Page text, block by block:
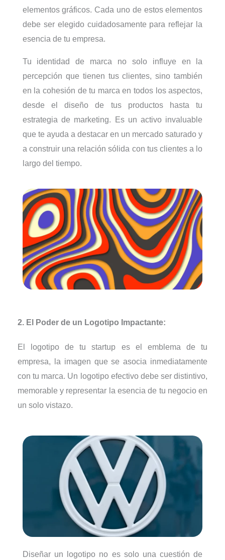
elementos gráficos. Cada uno de estos elementos
debe ser elegido cuidadosamente para reflejar la
esencia de tu empresa.
Tu identidad de marca no solo influye en la
percepción que tienen tus clientes, sino también
en la cohesión de tu marca en todos los aspectos,
desde el diseño de tus productos hasta tu
estrategia de marketing. Es un activo invaluable
que te ayuda a destacar en un mercado saturado y
a construir una relación sólida con tus clientes a lo
largo del tiempo.
2. El Poder de un Logotipo Impactante:
El logotipo de tu startup es el emblema de tu
empresa, la imagen que se asocia inmediatamente
con tu marca. Un logotipo efectivo debe ser distintivo,
memorable y representar la esencia de tu negocio en
un solo vistazo.
Diseñar un logotipo no es solo una cuestión de